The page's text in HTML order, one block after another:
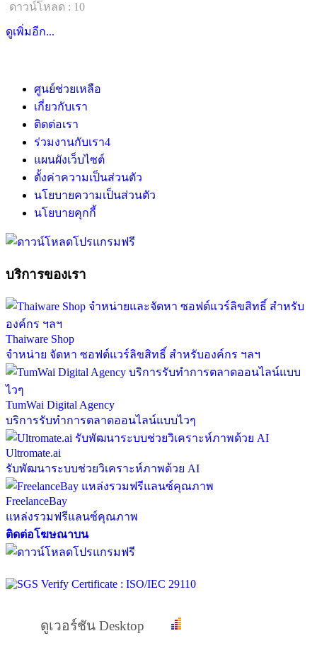
ดาวน์โหลด : 10
ดูเพิ่มอีก...
ศูนย์ช่วยเหลือ
เกี่ยวกับเรา
ติดต่อเรา
ร่วมงานกับเรา4
แผนผังเว็บไซต์
ตั้งค่าความเป็นส่วนตัว
นโยบายความเป็นส่วนตัว
นโยบายคุกกี้
บริการของเรา
Thaiware Shop
จำหน่าย จัดหา ซอฟต์แวร์ลิขสิทธิ์ สำหรับองค์กร ฯลฯ
TumWai Digital Agency
บริการรับทำการตลาดออนไลน์แบบไวๆ
Ultromate.ai
รับพัฒนาระบบช่วยวิเคราะห์ภาพด้วย AI
FreelanceBay
แหล่งรวมฟรีแลนซ์คุณภาพ
ติดต่อโฆษณาบน
ดูเวอร์ชัน Desktop